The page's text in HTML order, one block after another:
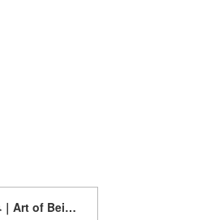
堀口ひとみ｜Art of Being Lab